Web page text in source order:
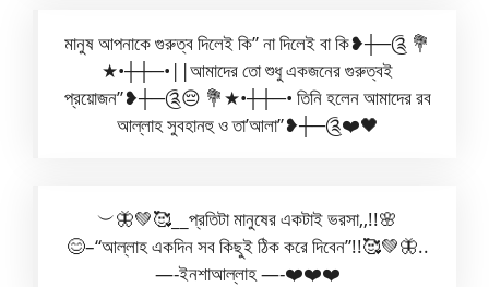
মানুষ আপনাকে গুরুত্ব দিলেই কি” না দিলেই বা কি❥┼─༊ 💐
★•┼┼─•||আমাদের তো শুধু একজনের গুরুত্বই
প্রয়োজন”❥┼─༊😔 💐★•┼┼─• তিনি হলেন আমাদের রব
আল্লাহ সুবহানহু ও তা’আলা”❥┼─༊❤️🖤
︶🦋💚🥰__প্রতিটা মানুষের একটাই ভরসা,,!!🌸
😊–“আল্লাহ একদিন সব কিছুই ঠিক করে দিবেন”!!🥰💚🦋..
—-ইনশাআল্লাহ —-❤️❤️❤️